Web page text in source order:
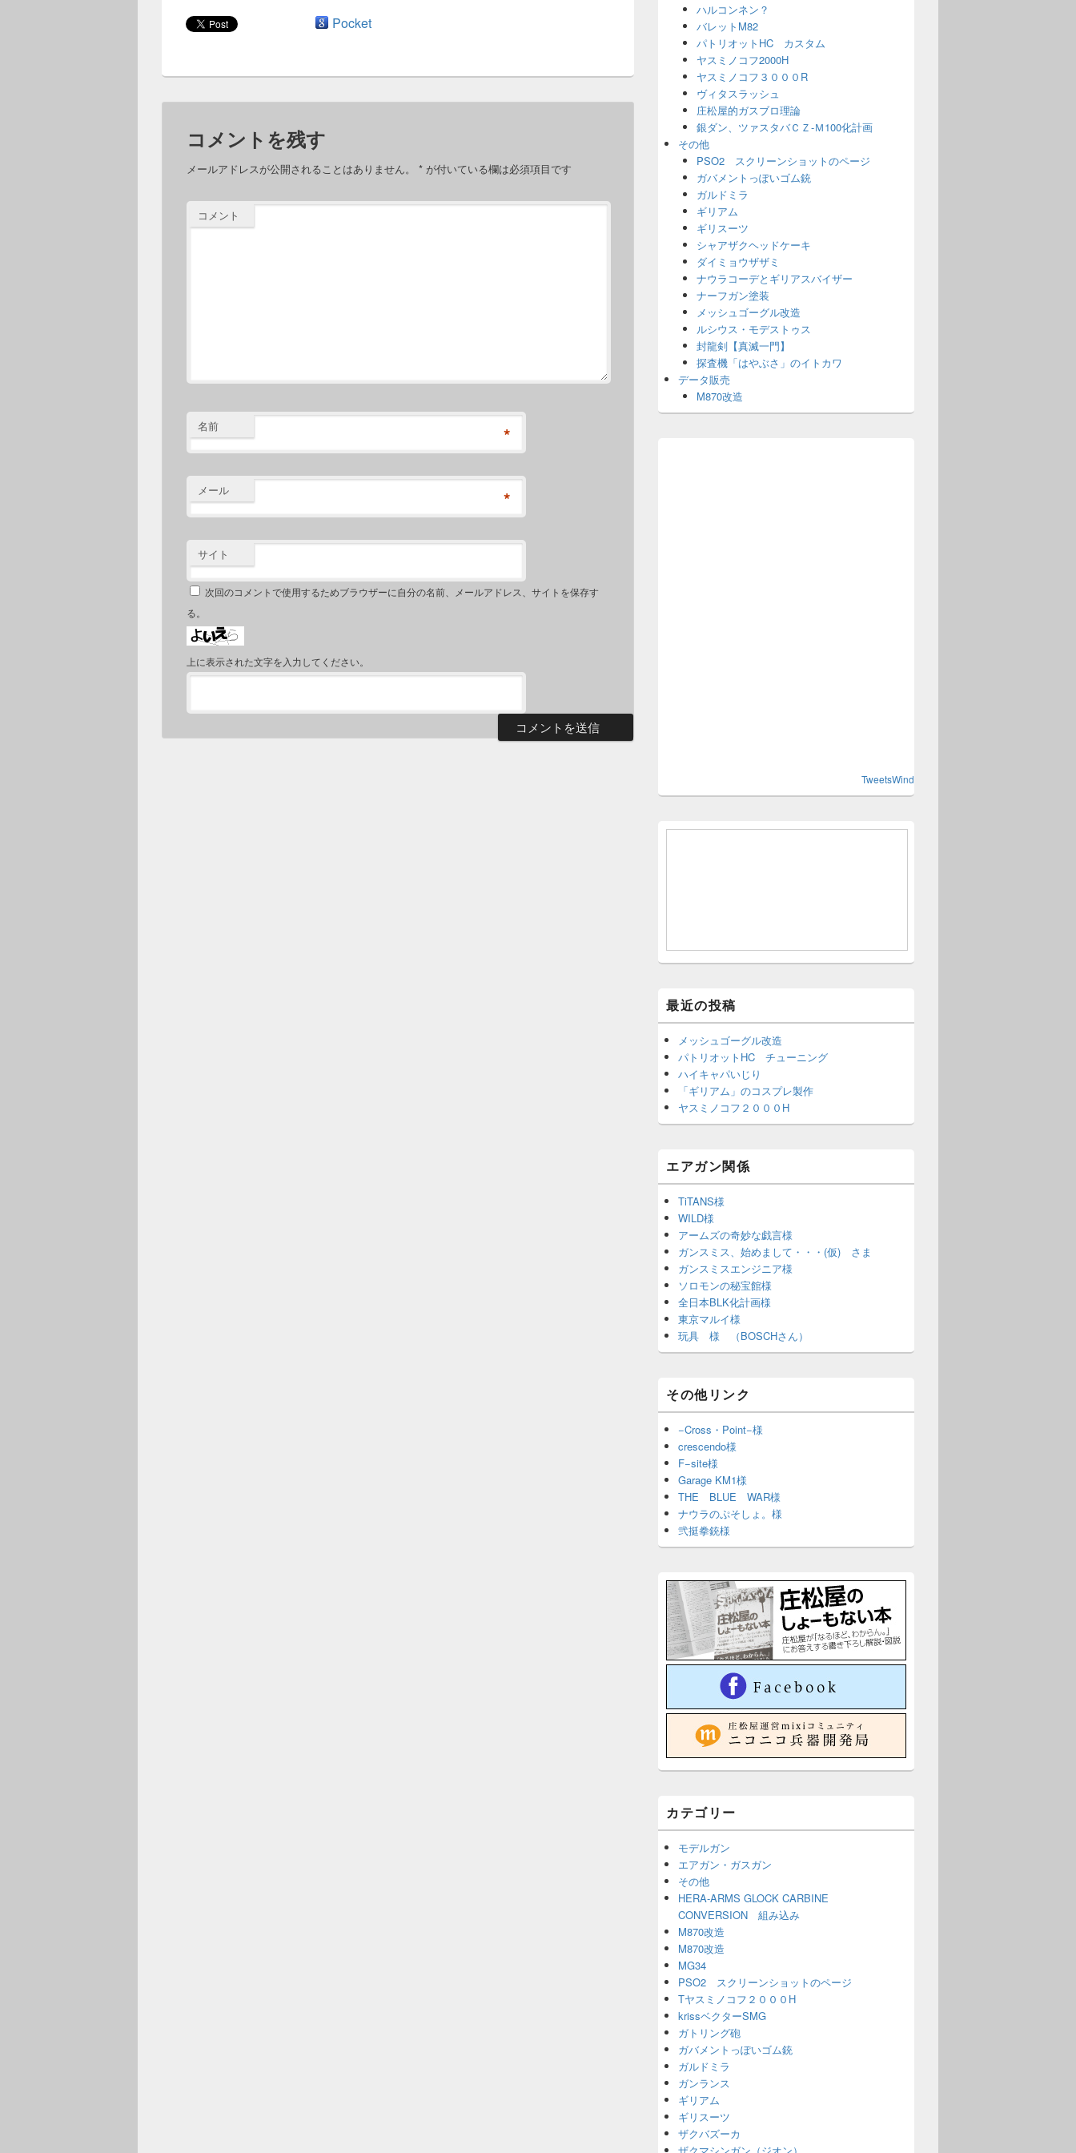
Pocket
コメントを残す
メールアドレスが公開されることはありません。 * が付いている欄は必須項目です
コメント
名前 *
メール *
サイト
次回のコメントで使用するためブラウザーに自分の名前、メールアドレス、サイトを保存す
る。
上に表示された文字を入力してください。
ハルコンネン？
バレットM82
パトリオットHC カスタム
ヤスミノコフ2000H
ヤスミノコフ３０００R
ヴィタスラッシュ
庄松屋的ガスブロ理論
銀ダン、ツァスタバＣＺ-Ｍ100化計画
その他
PSO2 スクリーンショットのページ
ガバメントっぽいゴム銃
ガルドミラ
ギリアム
ギリスーツ
シャアザクヘッドケーキ
ダイミョウザザミ
ナウラコーデとギリアスバイザー
ナーフガン塗装
メッシュゴーグル改造
ルシウス・モデストゥス
封龍剣【真滅一門】
探査機「はやぶさ」のイトカワ
データ販売
M870改造
TweetsWind
最近の投稿
メッシュゴーグル改造
パトリオットHC チューニング
ハイキャパいじり
「ギリアム」のコスプレ製作
ヤスミノコフ２０００H
エアガン関係
TiTANS様
WILD様
アームズの奇妙な戯言様
ガンスミス、始めまして・・・(仮) さま
ガンスミスエンジニア様
ソロモンの秘宝館様
全日本BLK化計画様
東京マルイ様
玩具 様 （BOSCHさん）
その他リンク
−Cross・Point−様
crescendo様
F−site様
Garage KM1様
THE BLUE WAR様
ナウラのぷそしょ。様
弐挺拳銃様
カテゴリー
モデルガン
エアガン・ガスガン
その他
HERA-ARMS GLOCK CARBINE
CONVERSION 組み込み
M870改造
M870改造
MG34
PSO2 スクリーンショットのページ
Tヤスミノコフ２０００H
krissベクターSMG
ガトリング砲
ガバメントっぽいゴム銃
ガルドミラ
ガンランス
ギリアム
ギリスーツ
ザクバズーカ